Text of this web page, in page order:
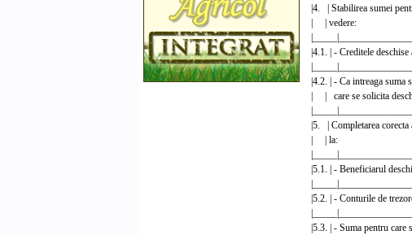
|4. | Stabilirea sumei
| |
|4.1. | - Creditele
|4.2. | - Ca intreaga
| | care se
|5. | Completarea corecta
| |
|5.1. | -
|5.2. | -
|5.3. | - Suma pentru